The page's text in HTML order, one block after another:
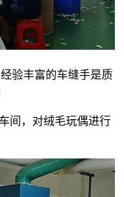
验丰富的车缝手是质
间，对绒毛玩偶进行